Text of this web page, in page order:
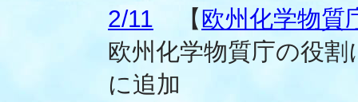
2/11 【欧州化学物質
欧州化学物質庁の役割
に追加